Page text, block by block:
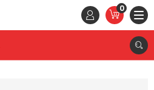
0
STAVKE
0,
RSD